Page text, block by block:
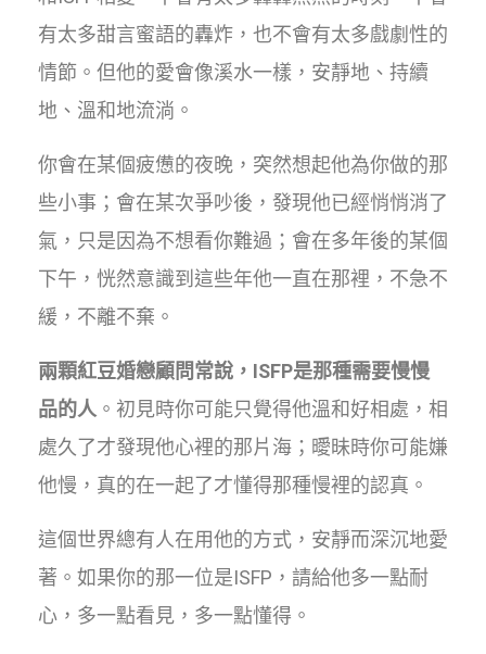
有太多甜言蜜語的轟炸，也不會有太多戲劇性的
情節。但他的愛會像溪水一樣，安靜地、持續
地、溫和地流淌。
你會在某個疲憊的夜晚，突然想起他為你做的那
些小事；會在某次爭吵後，發現他已經悄悄消了
氣，只是因為不想看你難過；會在多年後的某個
下午，恍然意識到這些年他一直在那裡，不急不
緩，不離不棄。
兩顆紅豆婚戀顧問常說，ISFP是那種需要慢慢
品的人 。初見時你可能只覺得他溫和好相處，相
處久了才發現他心裡的那片海；曖昧時你可能嫌
他慢，真的在一起了才懂得那種慢裡的認真。
這個世界總有人在用他的方式，安靜而深沉地愛
著。如果你的那一位是ISFP，請給他多一點耐
心，多一點看見，多一點懂得。